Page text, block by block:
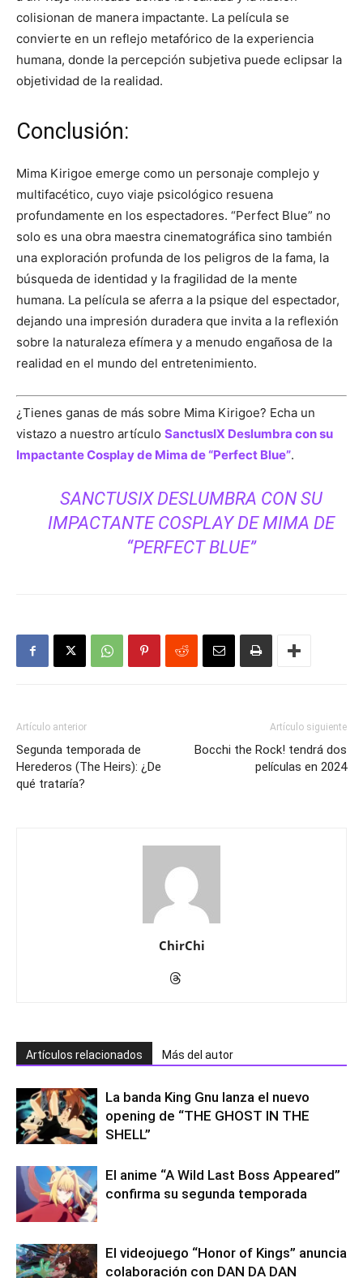
colisionan de manera impactante. La película se
convierte en un reflejo metafórico de la experiencia
humana, donde la percepción subjetiva puede eclipsar la
objetividad de la realidad.
Conclusión:
Mima Kirigoe emerge como un personaje complejo y
multifacético, cuyo viaje psicológico resuena
profundamente en los espectadores. “Perfect Blue” no
solo es una obra maestra cinematográfica sino también
una exploración profunda de los peligros de la fama, la
búsqueda de identidad y la fragilidad de la mente
humana. La película se aferra a la psique del espectador,
dejando una impresión duradera que invita a la reflexión
sobre la naturaleza efímera y a menudo engañosa de la
realidad en el mundo del entretenimiento.
¿Tienes ganas de más sobre Mima Kirigoe? Echa un
vistazo a nuestro artículo SanctusIX Deslumbra con su
Impactante Cosplay de Mima de “Perfect Blue”.
SANCTUSIX DESLUMBRA CON SU
IMPACTANTE COSPLAY DE MIMA DE
“PERFECT BLUE”
Artículo anterior
Segunda temporada de
Herederos (The Heirs): ¿De
qué trataría?
Artículo siguiente
Bocchi the Rock! tendrá dos
películas en 2024
ChirChi
Artículos relacionados Más del autor
La banda King Gnu lanza el nuevo
opening de “THE GHOST IN THE
SHELL”
El anime “A Wild Last Boss Appeared”
confirma su segunda temporada
El videojuego “Honor of Kings” anuncia
colaboración con DAN DA DAN